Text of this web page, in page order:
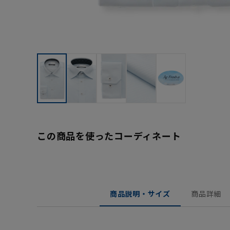
この商品を使ったコーディネート
商品説明・サイズ 商品詳細